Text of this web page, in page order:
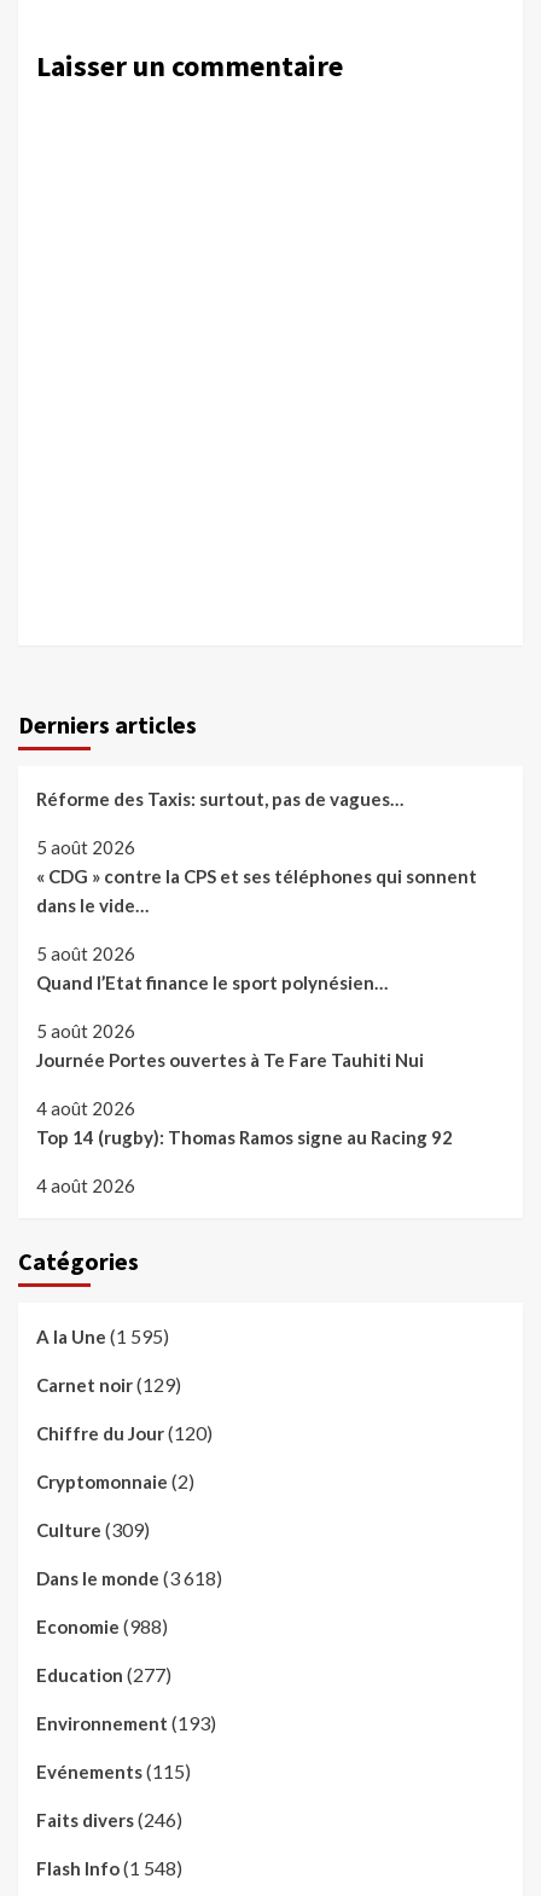
Laisser un commentaire
Derniers articles
Réforme des Taxis: surtout, pas de vagues…
5 août 2026
« CDG » contre la CPS et ses téléphones qui sonnent
dans le vide…
5 août 2026
Quand l’Etat finance le sport polynésien…
5 août 2026
Journée Portes ouvertes à Te Fare Tauhiti Nui
4 août 2026
Top 14 (rugby): Thomas Ramos signe au Racing 92
4 août 2026
Catégories
A la Une (1 595)
Carnet noir(129)
Chiffre du Jour(120)
Cryptomonnaie (2)
Culture (309)
Dans le monde (3 618)
Economie (988)
Education (277)
Environnement (193)
Evénements(115)
Faits divers(246)
Flash Info(1 548)